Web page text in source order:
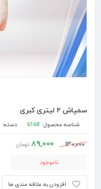
سمپاش ۲ لیتری کبری
شناسه محصول: 6168 دسته:
130,000
89,000 تومان
ناموجود
افزودن به علاقه مندی ها